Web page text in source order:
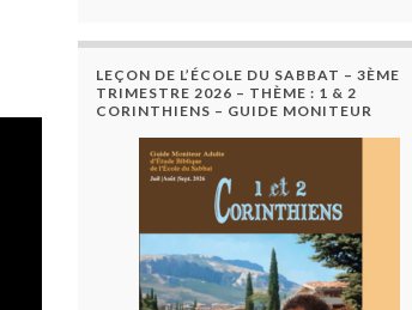
LEÇON DE L’ÉCOLE DU SABBAT – 3ÈME
TRIMESTRE 2026 – THÈME : 1 & 2
CORINTHIENS – GUIDE MONITEUR